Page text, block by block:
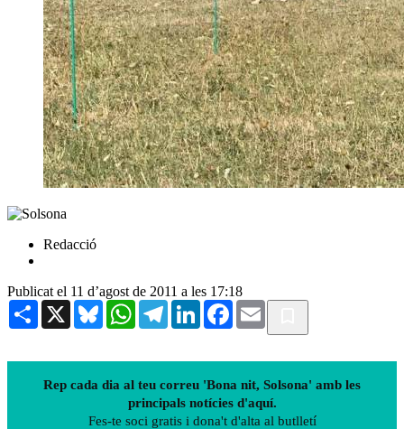
Redacció
Publicat el 11 d’agost de 2011 a les 17:18
Share X BlueskyWhatsAppTelegramLinkedInFacebook
Email
Rep cada dia al teu correu 'Bona nit, Solsona' amb les
principals notícies d'aquí.
Fes-te soci gratis i dona't d'alta al butlletí